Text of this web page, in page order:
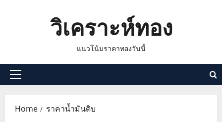
วิเคราะห์ทอง
แนวโน้มราคาทองวันนี้
Primary
Home ราคาน้ำมันดิบ